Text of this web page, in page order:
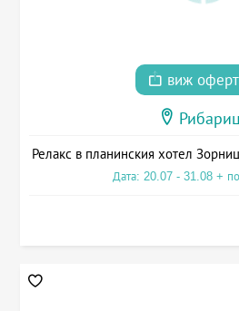
виж
Релакс в планинския хотел
Дата: 20.07 - 31.08 +